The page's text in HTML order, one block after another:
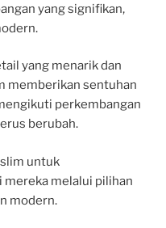
yang signifikan,
yang menarik dan
memberikan sentuhan
perkembangan
berubah.
untuk
mereka melalui pilihan
modern.